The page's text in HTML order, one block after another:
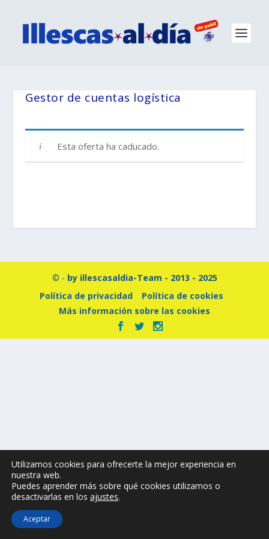
Gestor de cuentas logística
Esta oferta ha caducado.
© - by illescasaldia-Team - 2013 - 2025
Política de privacidad
Política de cookies
Más información sobre las cookies
Utilizamos cookies para ofrecerte la mejor experiencia en
nuestra web.
Puedes aprender más sobre qué cookies utilizamos o
desactivarlas en los ajustes.
Aceptar